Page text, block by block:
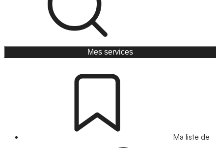
Mes services
Ma liste de